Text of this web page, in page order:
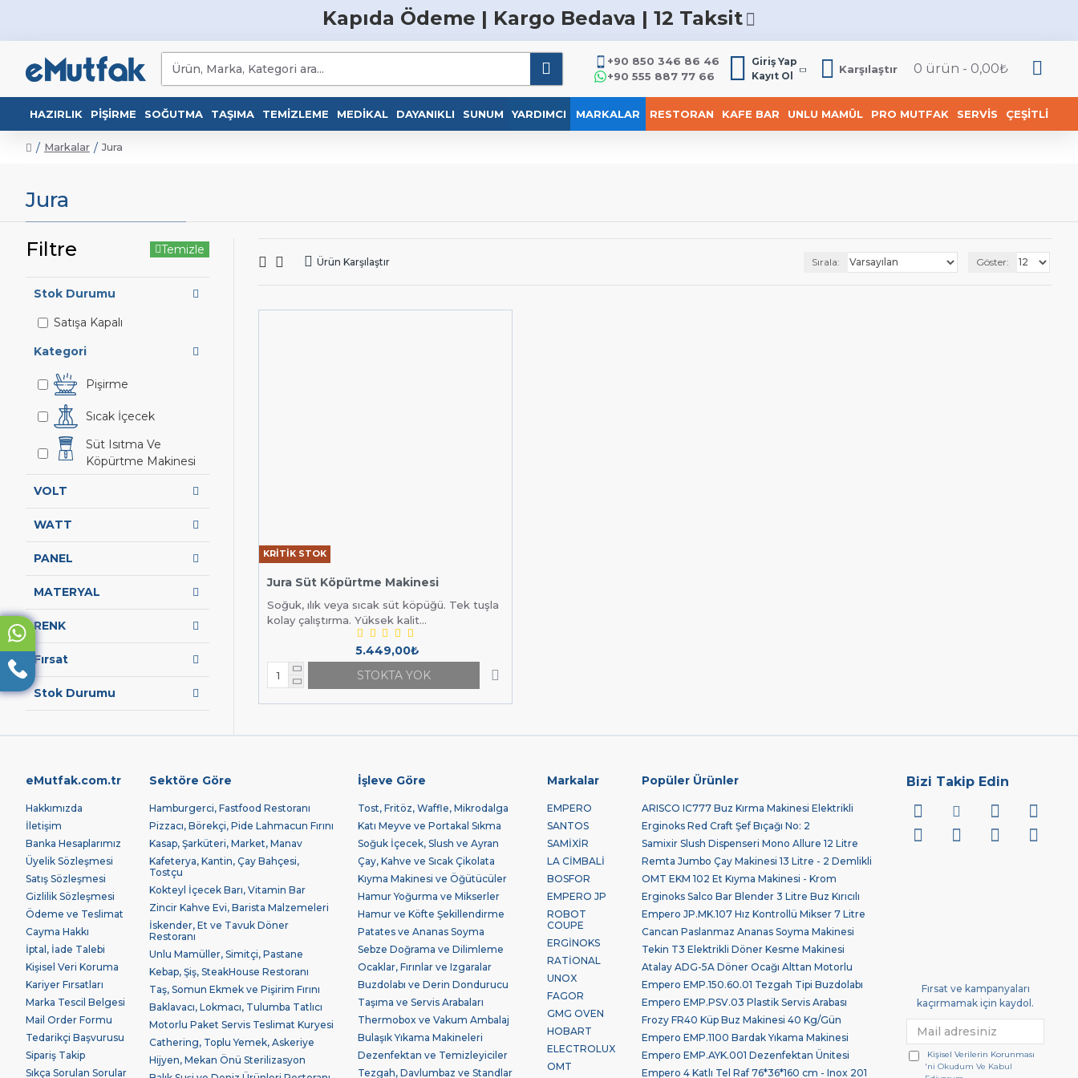
Kapıda Ödeme | Kargo Bedava | 12 Taksit
+90 850 346 86 46
+90 555 887 77 66
Giriş Yap
Kayıt Ol
Karşılaştır 0 ürün - 0,00₺
HAZIRLIK PIŞIRME SOĞUTMA TAŞIMA TEMIZLEME MEDIKAL DAYANIKLI SUNUM YARDIMCI MARKALAR RESTORAN KAFE BAR UNLU MAMÜL PRO MUTFAK SERVIS ÇEŞITLI
Markalar Jura
Jura
Filtre Temizle
Kategori
Pişirme
Sıcak İçecek
Süt Isıtma Ve
Köpürtme Makinesi
VOLT
WATT
PANEL
MATERYAL
RENK
Fırsat
Stok Durumu
Stok Durumu
Satışa Kapalı
Ürün Karşılaştır Sırala: Göster:
KRİTİK STOK
Jura Süt Köpürtme Makinesi
Soğuk, ılık veya sıcak süt köpüğü. Tek tuşla
kolay çalıştırma. Yüksek kalit...
5.449,00₺
STOKTA YOK
eMutfak.com.tr
Hakkımızda
İletişim
Banka Hesaplarımız
Üyelik Sözleşmesi
Satış Sözleşmesi
Gizlilik Sözleşmesi
Ödeme ve Teslimat
Cayma Hakkı
İptal, İade Talebi
Kişisel Veri Koruma
Kariyer Fırsatları
Marka Tescil Belgesi
Mail Order Formu
Tedarikçi Başvurusu
Sipariş Takip
Sıkça Sorulan Sorular
Sektöre Göre
Hamburgerci, Fastfood Restoranı
Pizzacı, Börekçi, Pide Lahmacun Fırını
Kasap, Şarküteri, Market, Manav
Kafeterya, Kantin, Çay Bahçesi,
Tostçu
Kokteyl İçecek Barı, Vitamin Bar
Zincir Kahve Evi, Barista Malzemeleri
İskender, Et ve Tavuk Döner
Restoranı
Unlu Mamüller, Simitçi, Pastane
Kebap, Şiş, SteakHouse Restoranı
Taş, Somun Ekmek ve Pişirim Fırını
Baklavacı, Lokmacı, Tulumba Tatlıcı
Motorlu Paket Servis Teslimat Kuryesi
Cathering, Toplu Yemek, Askeriye
Hijyen, Mekan Önü Sterilizasyon
İşleve Göre
Tost, Fritöz, Waffle, Mikrodalga
Katı Meyve ve Portakal Sıkma
Soğuk İçecek, Slush ve Ayran
Çay, Kahve ve Sıcak Çikolata
Kıyma Makinesi ve Öğütücüler
Hamur Yoğurma ve Mikserler
Hamur ve Köfte Şekillendirme
Patates ve Ananas Soyma
Sebze Doğrama ve Dilimleme
Ocaklar, Fırınlar ve Izgaralar
Buzdolabı ve Derin Dondurucu
Taşıma ve Servis Arabaları
Thermobox ve Vakum Ambalaj
Bulaşık Yıkama Makineleri
Dezenfektan ve Temizleyiciler
Tezgah, Davlumbaz ve Standlar
Markalar
EMPERO
SANTOS
SAMİXİR
LA CİMBALİ
BOSFOR
EMPERO JP
ROBOT
COUPE
ERGİNOKS
RATİONAL
UNOX
FAGOR
GMG OVEN
HOBART
ELECTROLUX
OMT
Popüler Ürünler
ARISCO IC777 Buz Kırma Makinesi Elektrikli
Erginoks Red Craft Şef Bıçağı No: 2
Samixir Slush Dispenseri Mono Allure 12 Litre
Remta Jumbo Çay Makinesi 13 Litre - 2 Demlikli
OMT EKM 102 Et Kıyma Makinesi - Krom
Erginoks Salco Bar Blender 3 Litre Buz Kırıcılı
Empero JP.MK.107 Hız Kontrollü Mikser 7 Litre
Cancan Paslanmaz Ananas Soyma Makinesi
Tekin T3 Elektrikli Döner Kesme Makinesi
Atalay ADG-5A Döner Ocağı Alttan Motorlu
Empero EMP.150.60.01 Tezgah Tipi Buzdolabı
Empero EMP.PSV.03 Plastik Servis Arabası
Frozy FR40 Küp Buz Makinesi 40 Kg/Gün
Empero EMP.1100 Bardak Yıkama Makinesi
Empero EMP.AYK.001 Dezenfektan Ünitesi
Empero 4 Katlı Tel Raf 76*36*160 cm - Inox 201
Bizi Takip Edin
Fırsat ve kampanyaları
kaçırmamak için kaydol.
Kişisel Verilerin Korunması
'ni Okudum Ve Kabul